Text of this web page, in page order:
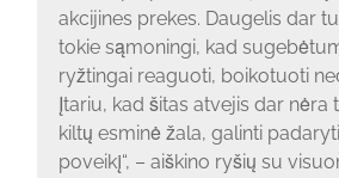
akcijines prekes. Daugelis dar
tokie sąmoningi, kad
ryžtingai reaguoti, boikotuoti
Įtariu, kad šitas atvejis dar nėra
kiltų esminė žala, galinti
poveikį“, – aiškino ryšių su